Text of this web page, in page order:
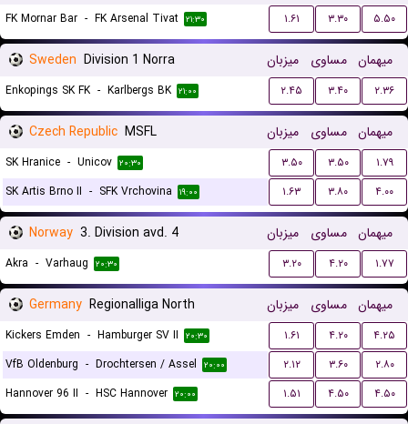
FK Mornar Bar - FK Arsenal Tivat ۲۱:۳۰ ۱.۶۱ ۳.۳۰ ۵.۵۰
Sweden Division 1 Norra میزبان مساوی میهمان
Enkopings SK FK - Karlbergs BK ۲۱:۰۰ ۲.۴۵ ۳.۴۰ ۲.۳۶
Czech Republic MSFL میزبان مساوی میهمان
SK Hranice - Unicov ۲۰:۳۰ ۳.۵۰ ۳.۵۰
۱.۷۹
SK Artis Brno II - SFK Vrchovina ۱۹:۰۰ ۱.۶۳ ۳.۸۰ ۴.۰۰
Norway 3. Division avd. 4 میزبان مساوی میهمان
Akra - Varhaug ۲۰:۳۰ ۳.۲۰ ۴.۲۰ ۱.۷۷
Germany Regionalliga North میزبان مساوی میهمان
Kickers Emden - Hamburger SV II ۲۰:۳۰ ۱.۶۱ ۴.۲۰
۴.۲۵
VfB Oldenburg - Drochtersen / Assel ۲۰:۰۰ ۲.۱۲ ۳.۶۰
۲.۸۰
Hannover 96 II - HSC Hannover ۲۰:۰۰ ۱.۵۱ ۴.۵۰ ۴.۵۰